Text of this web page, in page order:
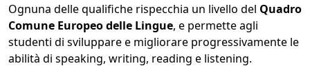
Ognuna delle qualifiche rispecchia un livello del Quadro
Comune Europeo delle Lingue, e permette agli
studenti di sviluppare e migliorare progressivamente le
abilità di speaking, writing, reading e listening.